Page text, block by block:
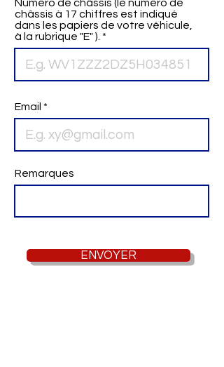
Numéro de châssis (le numéro de
châssis à 17 chiffres est indiqué
dans les papiers de votre véhicule,
à la rubrique "E" ).
Email
Remarques
ENVOYER